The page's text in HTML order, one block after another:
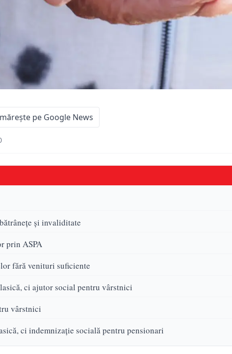
pe Google News
și invaliditate
prin ASPA
fără venituri suficiente
ci ajutor social pentru vârstnici
vârstnici
ci indemnizație socială pentru pensionari